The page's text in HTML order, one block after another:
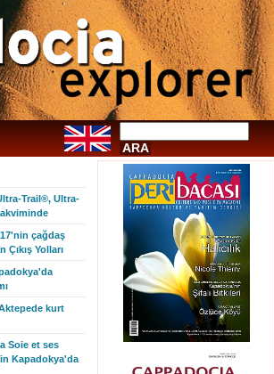
Trail®, Ultra-
çağdaş
Çıkış Yolları
kurt
Soie et ses
Kapadokya'da